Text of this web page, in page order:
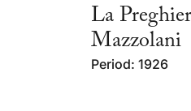
La
Mazzolani
Period: 1926